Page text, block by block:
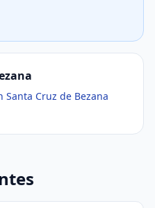
Cruz de Bezana